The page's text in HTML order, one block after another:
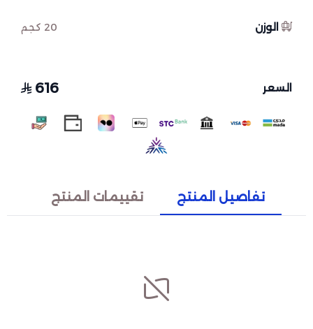
الوزن 20 كجم
السعر 616
تفاصيل المنتج تقييمات المنتج